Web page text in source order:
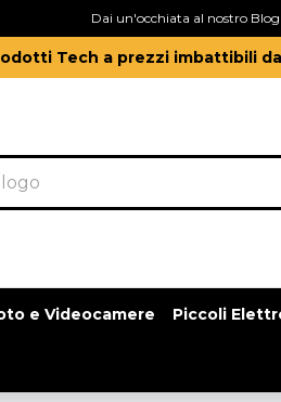
Dai un'occhiata al nostro Blog
Tech a prezzi imbattibili
e Videocamere Piccoli